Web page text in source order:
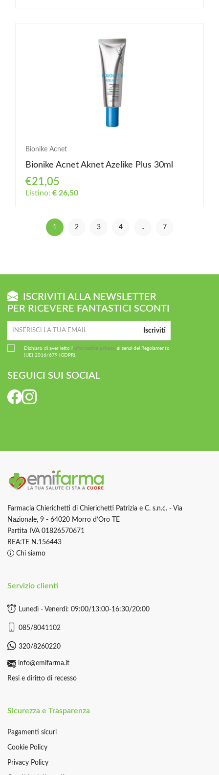
Bionike Acnet
Bionike Acnet Aknet Azelike Plus 30ml
€21,05
Listino: € 26,50
1 2 3 4 .. 7
ISCRIVITI ALLA NEWSLETTER
PER RICEVERE FANTASTICI SCONTI
Iscriviti
Dichiaro di aver letto l'informativa privacy ai sensi del Regolamento
(UE) 2016/679 (GDPR).
SEGUICI SUI SOCIAL
Farmacia Chierichetti di Chierichetti Patrizia e C. s.n.c. - Via
Nazionale, 9 - 64020 Morro d’Oro TE
Partita IVA 01826570671
REA:TE N.156443
Chi siamo
Servizio clienti
Lunedì - Venerdì: 09:00/13:00-16:30/20:00
085/8041102
320/8260220
info@emifarma.it
Resi e diritto di recesso
Sicurezza e Trasparenza
Pagamenti sicuri
Cookie Policy
Privacy Policy